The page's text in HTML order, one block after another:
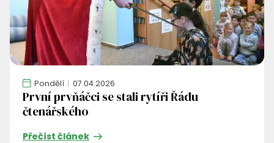
Pondělí 07.04.2026
První prvňáčci se stali rytíři Řádu
čtenářského
Přečíst článek